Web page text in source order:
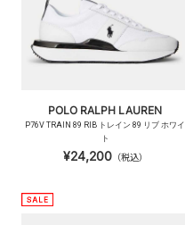
POLO RALPH LAUREN
P76V TRAIN 89 RIB トレイン 89 リブ ホワイ
ト
¥24,200（税込）